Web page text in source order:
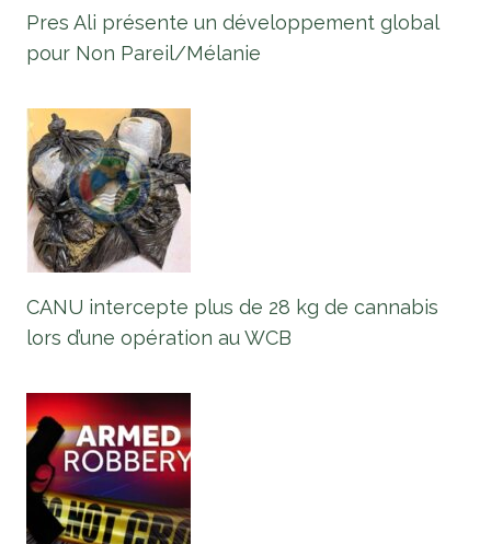
Pres Ali présente un développement global
pour Non Pareil/Mélanie
CANU intercepte plus de 28 kg de cannabis
lors d’une opération au WCB